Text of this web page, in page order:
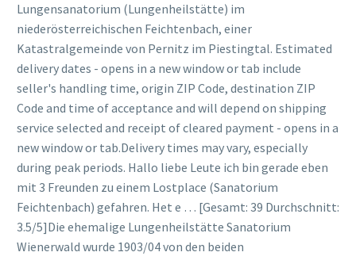
Lungensanatorium (Lungenheilstätte) im
niederösterreichischen Feichtenbach, einer
Katastralgemeinde von Pernitz im Piestingtal. Estimated
delivery dates - opens in a new window or tab include
seller's handling time, origin ZIP Code, destination ZIP
Code and time of acceptance and will depend on shipping
service selected and receipt of cleared payment - opens in a
new window or tab.Delivery times may vary, especially
during peak periods. Hallo liebe Leute ich bin gerade eben
mit 3 Freunden zu einem Lostplace (Sanatorium
Feichtenbach) gefahren. Het e … [Gesamt: 39 Durchschnitt:
3.5/5]Die ehemalige Lungenheilstätte Sanatorium
Wienerwald wurde 1903/04 von den beiden